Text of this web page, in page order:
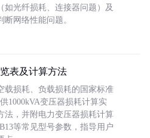
如光纤损耗、连接器问题）及
网络性能问题。
表及计算方法
载损耗、负载损耗的国家标准
1000kVA变压器损耗计算实
法，并附电力变压器损耗计算
等常见型号参数，指导用户